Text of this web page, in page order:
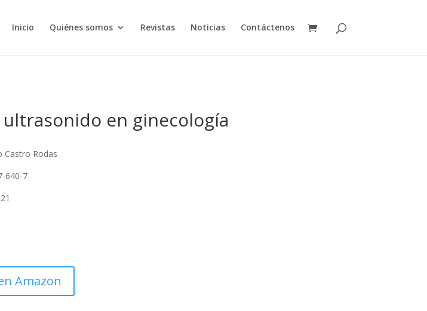
Inicio Quiénes somos Revistas Noticias Contáctenos
en ginecología
Castro Rodas
640-7
Amazon